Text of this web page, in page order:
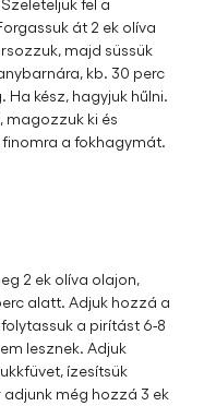
fel a
át 2 ek olíva
majd süssük
kb. 30 perc
kész, hagyjuk hűlni.
magozzuk ki és
a fokhagymát.
2 ek olíva olajon,
alatt. Adjuk hozzá a
a pirítást 6-8
lesznek. Adjuk
ízesítsük
adjunk még hozzá 3 ek